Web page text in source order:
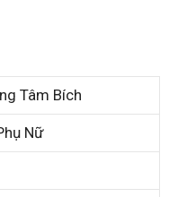
Tâm Bích
Nữ